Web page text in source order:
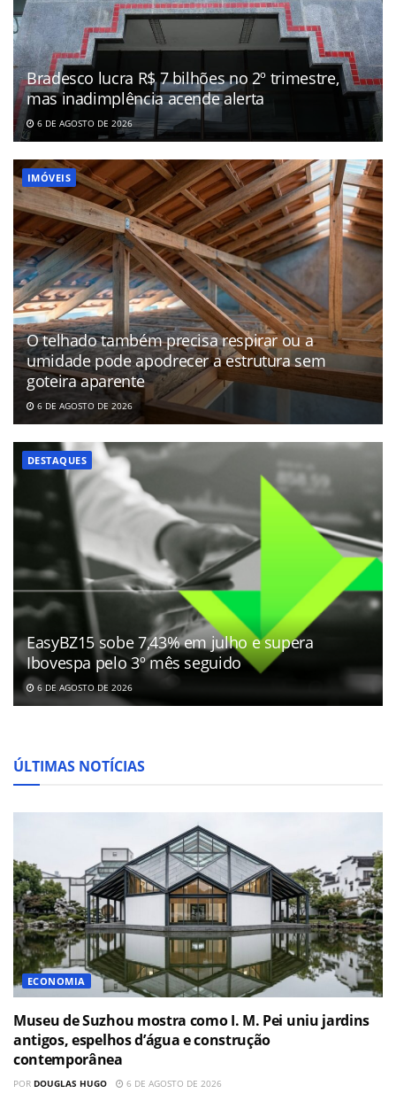
Bradesco lucra R$ 7 bilhões no 2º trimestre,
mas inadimplência acende alerta
6 DE AGOSTO DE 2026
IMÓVEIS
O telhado também precisa respirar ou a
umidade pode apodrecer a estrutura sem
goteira aparente
6 DE AGOSTO DE 2026
DESTAQUES
EasyBZ15 sobe 7,43% em julho e supera
Ibovespa pelo 3º mês seguido
6 DE AGOSTO DE 2026
ÚLTIMAS NOTÍCIAS
ECONOMIA
Museu de Suzhou mostra como I. M. Pei uniu jardins
antigos, espelhos d’água e construção
contemporânea
POR DOUGLAS HUGO 6 DE AGOSTO DE 2026